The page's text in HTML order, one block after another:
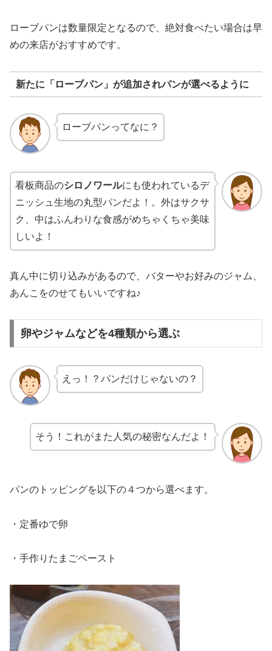
ローブパンは数量限定となるので、絶対食べたい場合は早
めの来店がおすすめです。
新たに「ローブパン」が追加されパンが選べるように
ローブパンってなに？
看板商品のシロノワールにも使われているデ
ニッシュ生地の丸型パンだよ！。外はサクサ
ク、中はふんわりな食感がめちゃくちゃ美味
しいよ！
真ん中に切り込みがあるので、バターやお好みのジャム、
あんこをのせてもいいですね♪
卵やジャムなどを4種類から選ぶ
えっ！？パンだけじゃないの？
そう！これがまた人気の秘密なんだよ！
パンのトッピングを以下の４つから選べます。
・定番ゆで卵
・手作りたまごペースト